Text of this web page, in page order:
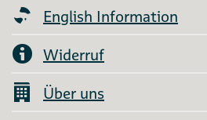
English Information
Widerruf
Über uns